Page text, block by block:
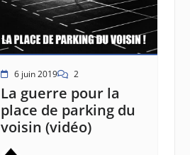
6 juin 2019 2
La guerre pour la
place de parking du
voisin (vidéo)